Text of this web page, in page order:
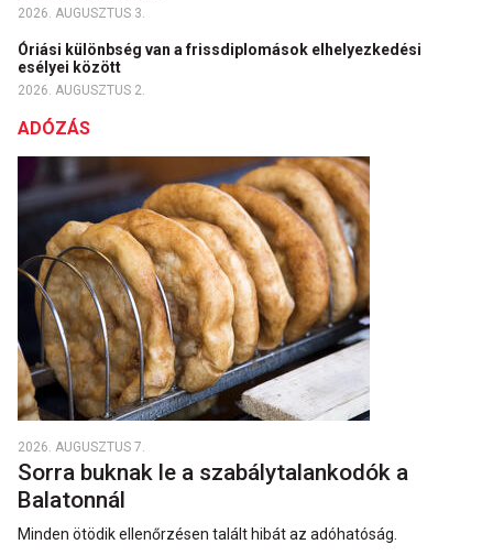
2026. AUGUSZTUS 3.
Óriási különbség van a frissdiplomások elhelyezkedési
esélyei között
2026. AUGUSZTUS 2.
ADÓZÁS
2026. AUGUSZTUS 7.
Sorra buknak le a szabálytalankodók a
Balatonnál
Minden ötödik ellenőrzésen talált hibát az adóhatóság.